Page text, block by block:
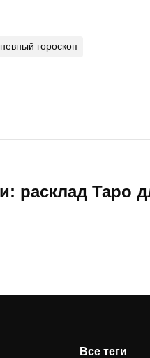
гороскоп
расклад Таро
Все теги